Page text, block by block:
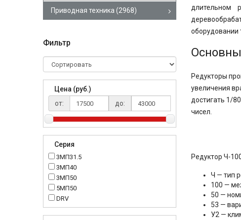
Приводная техника (2968)
Фильтр
Цена (руб.)
от:
до:
Серия
3МП31.5
3МП40
3МП50
5МП50
DRV
K..DR
длительном
оборудовании
Редукторы
увеличения
достигать 1/
чисел.
Редуктор Ч-
Ч — тип
100 —
50 —
53 —
У2 —